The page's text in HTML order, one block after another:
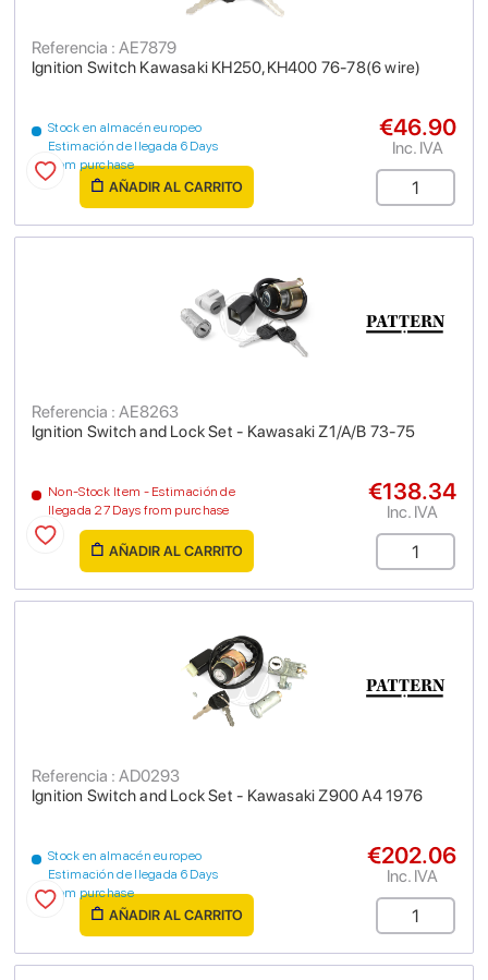
Ignition Switch Kawasaki KH250,KH400 76-78(6 wire)
Referencia : AE7879
Stock en almacén europeo
Estimación de llegada 6 Days
from purchase
€46.90
Inc. IVA
AÑADIR AL CARRITO
Ignition Switch and Lock Set - Kawasaki Z1/A/B 73-75
Referencia : AE8263
Non-Stock Item - Estimación de
llegada 27 Days from purchase
€138.34
Inc. IVA
AÑADIR AL CARRITO
Ignition Switch and Lock Set - Kawasaki Z900 A4 1976
Referencia : AD0293
Stock en almacén europeo
Estimación de llegada 6 Days
from purchase
€202.06
Inc. IVA
AÑADIR AL CARRITO